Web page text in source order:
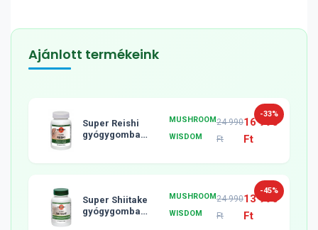
Ajánlott termékeink
-33%
Super Reishi
gyógygomba
MUSHROOM
WISDOM
24 990
Ft
16 990
Ft
-45%
Super Shiitake
gyógygomba
MUSHROOM
WISDOM
24 990
Ft
13 990
Ft